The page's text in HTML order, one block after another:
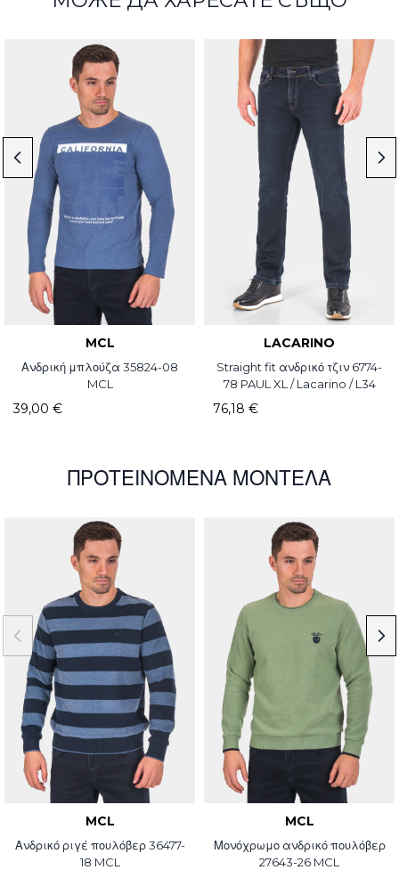
MCL
Ανδρική μπλούζα 35824-08
MCL
39,00 €
LACARINO
Straight fit ανδρικό τζιν 6774-
78 PAUL XL / Lacarino / L34
76,18 €
ΠΡΟΤΕΙΝΌΜΕΝΑ ΜΟΝΤΈΛΑ
MCL
Ανδρικό ριγέ πουλόβερ 36477-
18 MCL
MCL
Μονόχρωμο ανδρικό πουλόβερ
27643-26 MCL